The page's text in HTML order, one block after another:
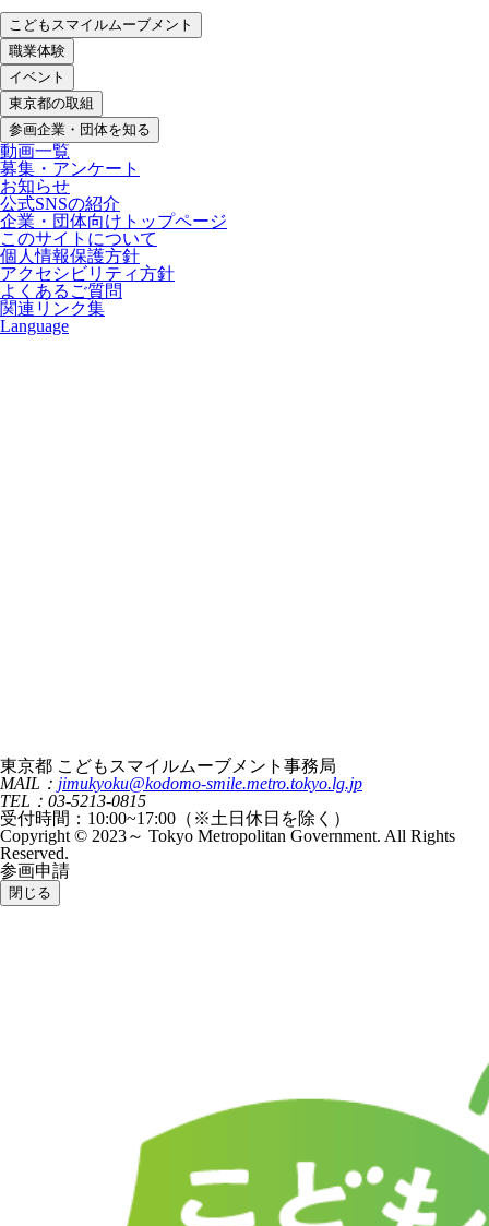
こどもスマイルムーブメント
職業体験
イベント
東京都の取組
参画企業・団体を知る
動画一覧
募集・アンケート
お知らせ
公式SNSの紹介
企業・団体向けトップページ
このサイトについて
個人情報保護方針
アクセシビリティ方針
よくあるご質問
関連リンク集
Language
東京都 こどもスマイルムーブメント事務局
MAIL： jimukyoku@kodomo-smile.metro.tokyo.lg.jp
TEL：03-5213-0815
受付時間：10:00~17:00（※土日休日を除く）
Copyright © 2023～ Tokyo Metropolitan Government. All Rights
Reserved.
参画申請
閉じる